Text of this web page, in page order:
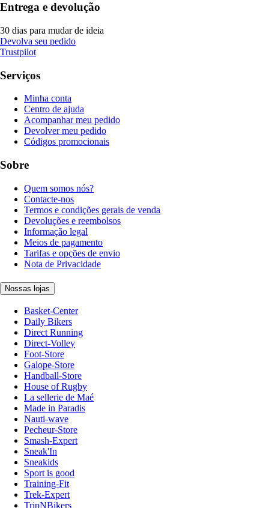
Entrega e devolução
30 dias para mudar de ideia
Devolva seu pedido
Trustpilot
Serviços
Minha conta
Centro de ajuda
Acompanhar meu pedido
Devolver meu pedido
Códigos promocionais
Sobre
Quem somos nós?
Contacte-nos
Termos e condições gerais de venda
Devoluções e reembolsos
Informação legal
Meios de pagamento
Tarifas e opções de envio
Nota de Privacidade
Nossas lojas
Basket-Center
Daily Bikers
Direct Running
Direct-Volley
Foot-Store
Galope-Store
Handball-Store
House of Rugby
La sellerie de Maé
Made in Paradis
Nauti-wave
Pecheur-Store
Smash-Expert
Sneak'In
Sneakids
Sport is good
Training-Fit
Trek-Expert
TripNBikers